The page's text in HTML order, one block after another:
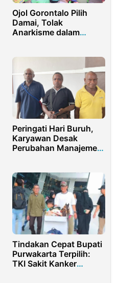
Ojol Gorontalo Pilih
Damai, Tolak
Anarkisme dalam
Peringati Hari Buruh,
Karyawan Desak
Perubahan Manajemen
dan IKS Seget
Tindakan Cepat Bupati
Purwakarta Terpilih:
TKI Sakit Kanker